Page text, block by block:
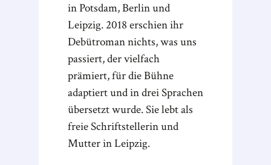
in Potsdam, Berlin und
Leipzig. 2018 erschien ihr
Debütroman nichts, was uns
passiert, der vielfach
prämiert, für die Bühne
adaptiert und in drei Sprachen
übersetzt wurde. Sie lebt als
freie Schriftstellerin und
Mutter in Leipzig.